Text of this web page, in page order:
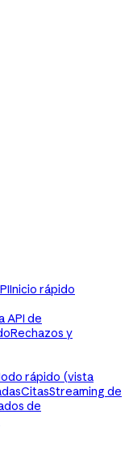
Inicio rápido
API de
Rechazos y
rápido (vista
CitasStreaming de
de